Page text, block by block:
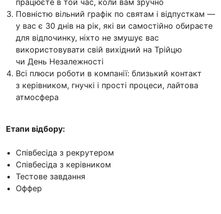
Повністю вільний графік по святам і відпусткам —
у вас є 30 днів на рік, які ви самостійно обираєте
для відпочинку, ніхто не змушує вас
використовувати свій вихідний на Трійцю
чи День Незалежності
Всі плюси роботи в компанії: близький контакт
з керівником, гнучкі і прості процеси, лайтова
атмосфера
Етапи відбору:
Співбесіда з рекрутером
Співбесіда з керівником
Тестове завдання
Оффер